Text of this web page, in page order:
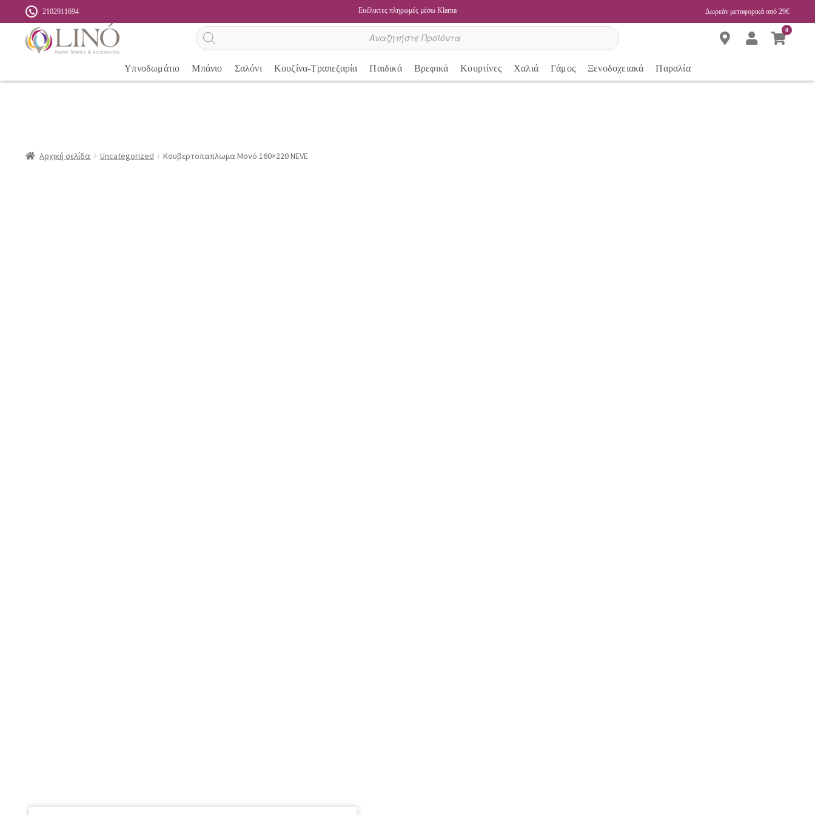
2102911694 Ευέλικτες πληρωμές μέσω Klarna Δωρεάν μεταφορικά από 29€
Αναζήτηση
προϊόντων
0
Υπνοδωμάτιο Μπάνιο Σαλόνι Κουζίνα-Τραπεζαρία Παιδικά Βρεφικά Κουρτίνες Χαλιά Γάμος Ξενοδοχειακά Παραλία
Αρχική σελίδα Uncategorized Κουβερτοπαπλωμα Μονό 160×220 NEVE